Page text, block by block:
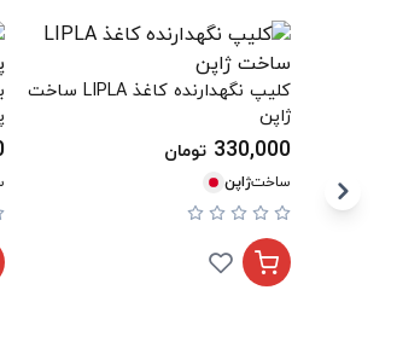
کلیپ نگهدارنده کاغذ LIPLA ساخت
ژاپن
330,000 تومان
ساختژاپن